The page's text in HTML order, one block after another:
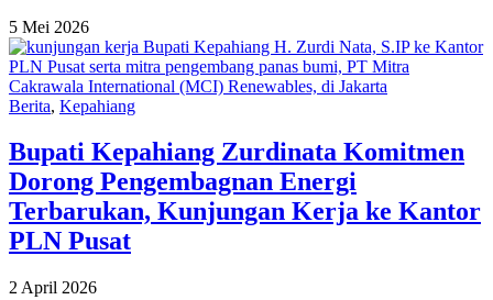
5 Mei 2026
Berita, Kepahiang
Bupati Kepahiang Zurdinata Komitmen
Dorong Pengembagnan Energi
Terbarukan, Kunjungan Kerja ke Kantor
PLN Pusat
2 April 2026